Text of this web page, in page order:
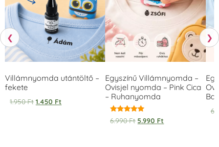
❮
Villámnyomda utántöltő –
fekete
1.950Ft 1.450 Ft
Egyszínű Villámnyomda –
Ovisjel nyomda – Pink Cica
– Ruhanyomda
Értékelés:
5.00
6.990Ft 5.990 Ft
❯